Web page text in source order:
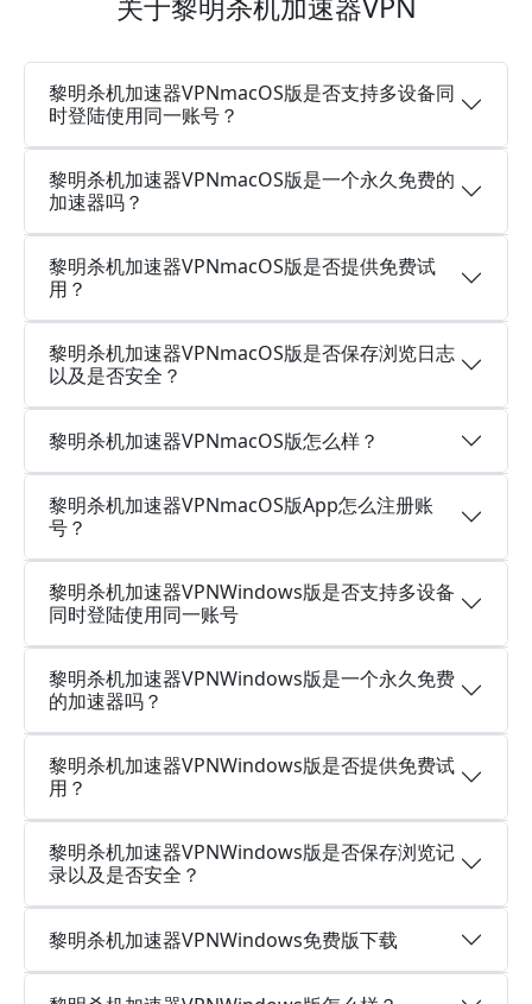
黎明杀机加速器VPNmacOS版是否支持多设备同
时登陆使用同一账号？
黎明杀机加速器VPNmacOS版是一个永久免费的
加速器吗？
黎明杀机加速器VPNmacOS版是否提供免费试
用？
黎明杀机加速器VPNmacOS版是否保存浏览日志
以及是否安全？
黎明杀机加速器VPNmacOS版怎么样？
黎明杀机加速器VPNmacOS版App怎么注册账
号？
黎明杀机加速器VPNWindows版是否支持多设备
同时登陆使用同一账号
黎明杀机加速器VPNWindows版是一个永久免费
的加速器吗？
黎明杀机加速器VPNWindows版是否提供免费试
用？
黎明杀机加速器VPNWindows版是否保存浏览记
录以及是否安全？
黎明杀机加速器VPNWindows免费版下载